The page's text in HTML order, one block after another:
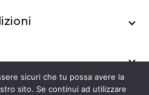
sicuri che tu possa avere la
sito. Se continui ad utilizzare